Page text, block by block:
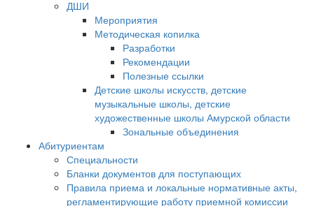
ДШИ
Мероприятия
Методическая копилка
Разработки
Рекомендации
Полезные ссылки
Детские школы искусств, детские
музыкальные школы, детские
художественные школы Амурской области
Зональные объединения
Абитуриентам
Специальности
Бланки документов для поступающих
Правила приема и локальные нормативные акты,
регламентирующие работу приемной комиссии